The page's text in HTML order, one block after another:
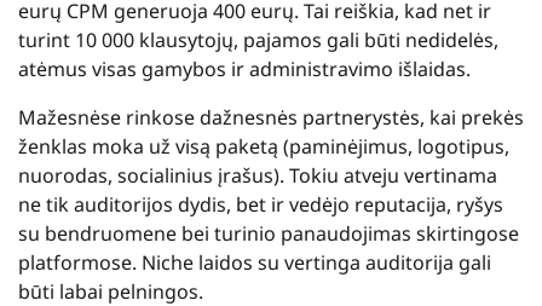
eurų CPM generuoja 400 eurų. Tai reiškia, kad net ir
turint 10 000 klausytojų, pajamos gali būti nedidelės,
atėmus visas gamybos ir administravimo išlaidas.
Mažesnėse rinkose dažnesnės partnerystės, kai prekės
ženklas moka už visą paketą (paminėjimus, logotipus,
nuorodas, socialinius įrašus). Tokiu atveju vertinama
ne tik auditorijos dydis, bet ir vedėjo reputacija, ryšys
su bendruomene bei turinio panaudojimas skirtingose
platformose. Niche laidos su vertinga auditorija gali
būti labai pelningos.